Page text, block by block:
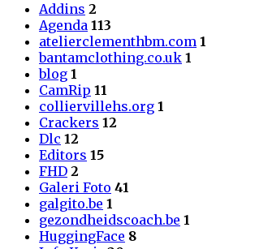
Addins 2
Agenda 113
atelierclementhbm.com 1
bantamclothing.co.uk 1
blog 1
CamRip 11
colliervillehs.org 1
Crackers 12
Dlc 12
Editors 15
FHD 2
Galeri Foto 41
galgito.be 1
gezondheidscoach.be 1
HuggingFace 8